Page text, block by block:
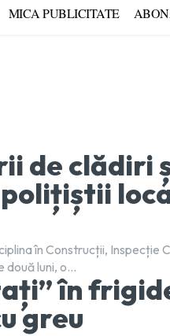
MICA PUBLICITATE
de clădiri
în Construcții, Inspecție
două luni, o...
în
greu